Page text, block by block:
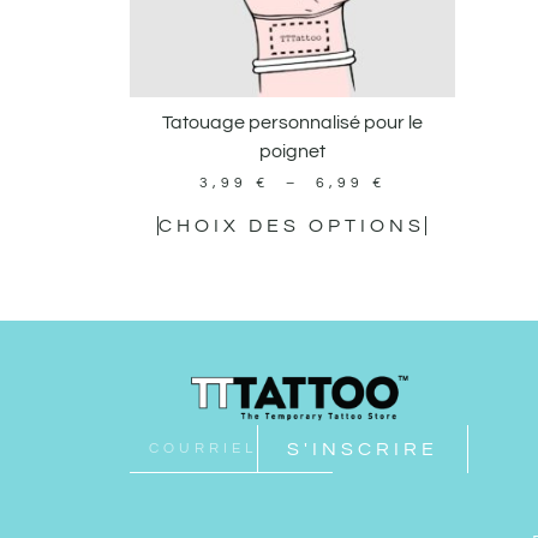
Tatouage personnalisé pour le
poignet
3,99 € – 6,99 €
CHOIX DES OPTIONS
S'INSCRIRE